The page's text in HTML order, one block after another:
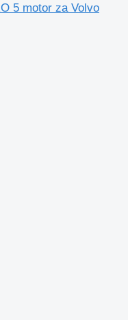
5 motor za Volvo